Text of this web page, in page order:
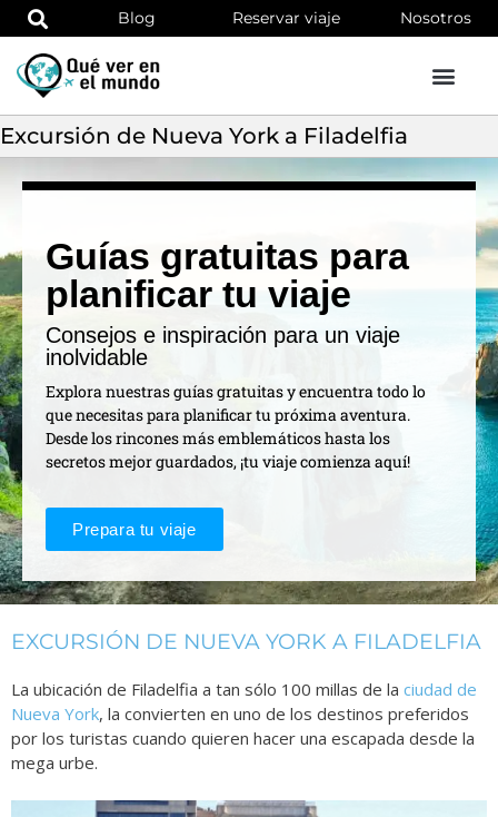
Blog Reservar viaje Nosotros
Excursión de Nueva York a Filadelfia
Guías gratuitas para
planificar tu viaje
Consejos e inspiración para un viaje
inolvidable
Explora nuestras guías gratuitas y encuentra todo lo
que necesitas para planificar tu próxima aventura.
Desde los rincones más emblemáticos hasta los
secretos mejor guardados, ¡tu viaje comienza aquí!
Prepara tu viaje
EXCURSIÓN DE NUEVA YORK A FILADELFIA
La ubicación de Filadelfia a tan sólo 100 millas de la ciudad de
Nueva York, la convierten en uno de los destinos preferidos
por los turistas cuando quieren hacer una escapada desde la
mega urbe.